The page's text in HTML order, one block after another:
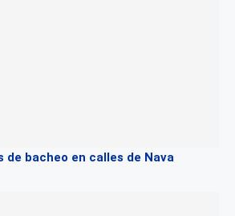
de bacheo en calles de Nava